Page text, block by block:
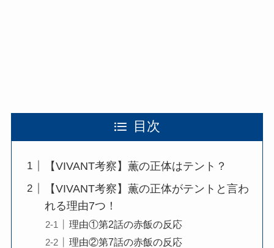
目次
【VIVANT考察】薫の正体はテント？
【VIVANT考察】薫の正体がテントと言わ
れる理由7つ！
理由①第2話の赤飯の反応
理由②第7話の赤飯の反応